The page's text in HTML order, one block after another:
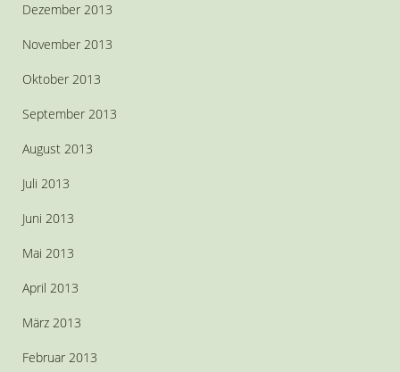
Dezember 2013
November 2013
Oktober 2013
September 2013
August 2013
Juli 2013
Juni 2013
Mai 2013
April 2013
März 2013
Februar 2013